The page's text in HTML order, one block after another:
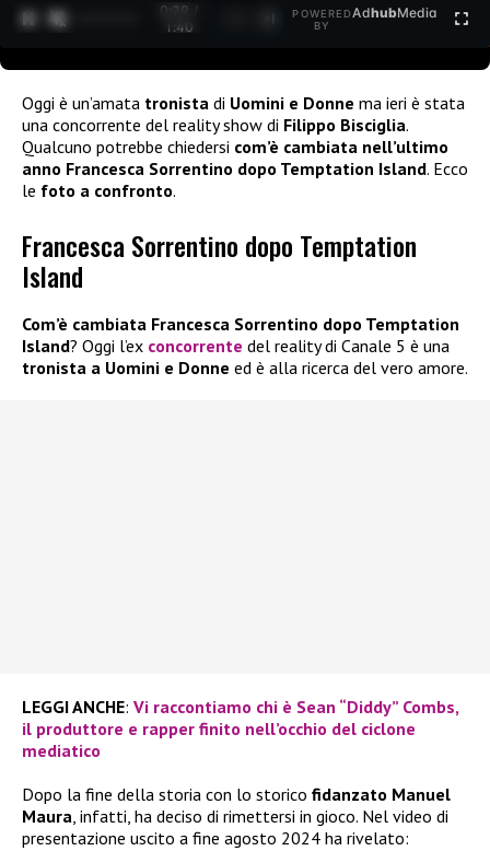
0:30 /
1:40
POWERED
BY
AdhubMedia
Oggi è un’amata tronista di Uomini e Donne ma ieri è stata
una concorrente del reality show di Filippo Bisciglia.
Qualcuno potrebbe chiedersi com’è cambiata nell’ultimo
anno Francesca Sorrentino dopo Temptation Island. Ecco
le foto a confronto.
Francesca Sorrentino dopo Temptation
Island
Com’è cambiata Francesca Sorrentino dopo Temptation
Island? Oggi l’ex concorrente del reality di Canale 5 è una
tronista a Uomini e Donne ed è alla ricerca del vero amore.
LEGGI ANCHE: Vi raccontiamo chi è Sean “Diddy” Combs,
il produttore e rapper finito nell’occhio del ciclone
mediatico
Dopo la fine della storia con lo storico fidanzato Manuel
Maura, infatti, ha deciso di rimettersi in gioco. Nel video di
presentazione uscito a fine agosto 2024 ha rivelato: